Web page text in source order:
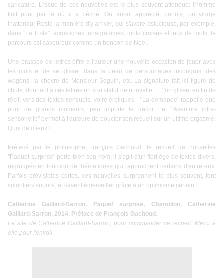
caricature. L'issue de ces nouvelles est le plus souvent attendue: l'homme
finit puni par là où il a péché. On aurait apprécié, parfois, un virage
inattendu! Reste la manière d'y arriver, qui s'avère astucieuse, par exemple,
dans "La Liste": acrostiches, anagrammes, mots croisés et jeux de mots, le
parcours est savoureux comme un bonbon de Noël.
Une brassée de lettres offre à l'auteur une nouvelle occasion de jouer avec
les mots et de se glisser dans la peau de personnages incongrus: des
wagons, la chèvre de Monsieur Seguin, etc. La signature fait ici figure de
chute, donnant à ces lettres un vrai statut de nouvelle. Et l'on glisse, en fin de
récit, vers des textes sensuels, voire érotiques - "La demande" rappelle que
pour de grands moments, peu importe le décor... et "Aventure intra-
sensorielle" permet à l'auteure de boucler son recueil sur un ultime orgasme.
Quoi de mieux?
Préfacé par le philosophe François Gachoud, le recueil de nouvelles
"Paquet surprise" porte bien son nom: il s'agit d'un florilège de textes divers,
regroupés en fonction de thématiques qui rapprochent certains d'entre eux.
Parfois prévisibles certes, ces nouvelles surprennent le plus souvent, font
volontiers sourire, et savent émerveiller grâce à un optimisme certain.
Catherine Gaillard-Sarron, Paquet surprise, Chamblon, Catherine
Gaillard-Sarron, 2014. Préface de François Gachoud.
Le site de Catherine Gaillard-Sarron, pour commander ce recueil. Merci à
elle pour l'envoi!